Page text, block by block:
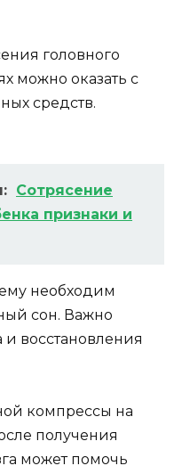
головного
можно оказать с
средств.
Сотрясение
признаки и
необходим
сон. Важно
восстановления
компрессы на
получения
может помочь